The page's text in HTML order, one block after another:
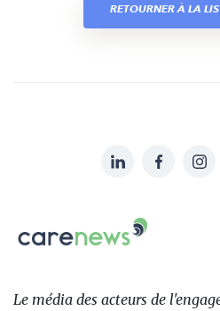
RETOURNER À LA
sur:
LinkedInFacebook
Le
des
Le média des acteurs de